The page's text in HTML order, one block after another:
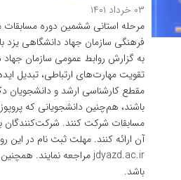
۰۳ خرداد ۱۴۰۱
مرحله استانی ششمین دوره مسابقات
فرهنگی سازمان جهاد دانشگاهی یزد
تقویت مهارت‌های ارتباطی، تبدیل
مسابقات شرکت کنند. شرکت‌کنندگان
باشد.